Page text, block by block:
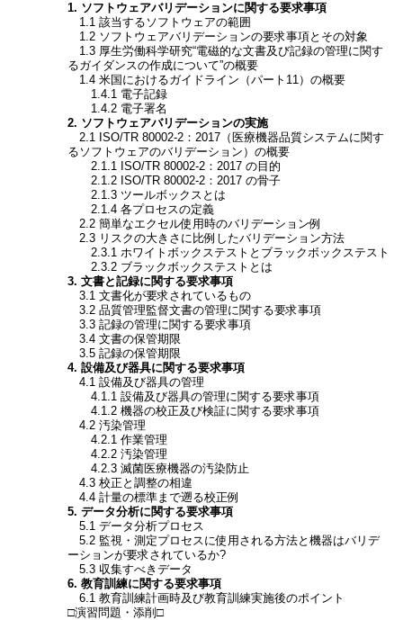
1. ソフトウェアバリデーションに関する要求事項
1.1 該当するソフトウェアの範囲
1.2 ソフトウェアバリデーションの要求事項とその対象
1.3 厚生労働科学研究“電磁的な文書及び記録の管理に関す
るガイダンスの作成について”の概要
1.4 米国におけるガイドライン（パート11）の概要
1.4.1 電子記録
1.4.2 電子署名
2. ソフトウェアバリデーションの実施
2.1 ISO/TR 80002-2：2017（医療機器品質システムに関す
るソフトウェアのバリデーション）の概要
2.1.1 ISO/TR 80002-2：2017 の目的
2.1.2 ISO/TR 80002-2：2017 の骨子
2.1.3 ツールボックスとは
2.1.4 各プロセスの定義
2.2 簡単なエクセル使用時のバリデーション例
2.3 リスクの大きさに比例したバリデーション方法
2.3.1 ホワイトボックステストとブラックボックステスト
2.3.2 ブラックボックステストとは
3. 文書と記録に関する要求事項
3.1 文書化が要求されているもの
3.2 品質管理監督文書の管理に関する要求事項
3.3 記録の管理に関する要求事項
3.4 文書の保管期限
3.5 記録の保管期限
4. 設備及び器具に関する要求事項
4.1 設備及び器具の管理
4.1.1 設備及び器具の管理に関する要求事項
4.1.2 機器の校正及び検証に関する要求事項
4.2 汚染管理
4.2.1 作業管理
4.2.2 汚染管理
4.2.3 滅菌医療機器の汚染防止
4.3 校正と調整の相違
4.4 計量の標準まで遡る校正例
5. データ分析に関する要求事項
5.1 データ分析プロセス
5.2 監視・測定プロセスに使用される方法と機器はバリデ
ーションが要求されているか?
5.3 収集すべきデータ
6. 教育訓練に関する要求事項
6.1 教育訓練計画時及び教育訓練実施後のポイント
□演習問題・添削□